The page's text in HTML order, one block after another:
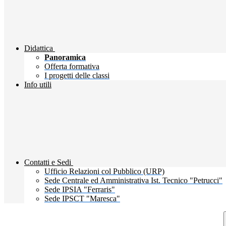
Didattica
Panoramica
Offerta formativa
I progetti delle classi
Info utili
Contatti e Sedi
Ufficio Relazioni col Pubblico (URP)
Sede Centrale ed Amministrativa Ist. Tecnico "Petrucci"
Sede IPSIA "Ferraris"
Sede IPSCT "Maresca"